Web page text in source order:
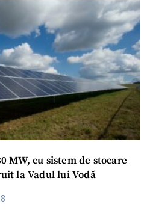
MW, cu sistem de stocare
la Vadul lui Vodă